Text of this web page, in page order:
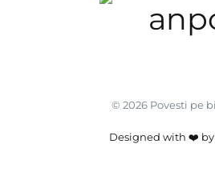
© 2026 Povesti pe
Designed with ❤️